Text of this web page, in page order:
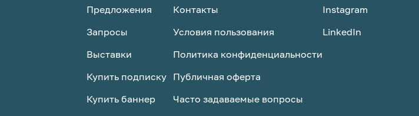
Предложения
Запросы
Выставки
Купить подписку
Купить баннер
Контакты
Условия пользования
Политика конфиденциальности
Публичная оферта
Часто задаваемые вопросы
Instagram
LinkedIn